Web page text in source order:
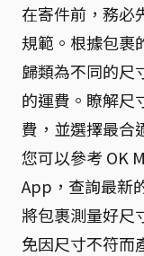
在寄件前，務必
規範。根據包裹
歸類為不同的尺
的運費。瞭解尺
費，並選擇最合
您可以參考 OK
App，查詢最新
將包裹測量好尺
免因尺寸不符而